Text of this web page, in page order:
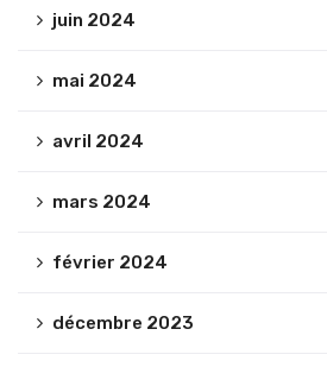
juin 2024
mai 2024
avril 2024
mars 2024
février 2024
décembre 2023